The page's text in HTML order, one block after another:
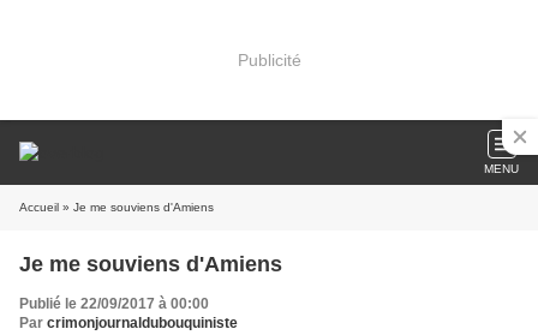
Publicité
MENU
Accueil » Je me souviens d'Amiens
Je me souviens d'Amiens
Publié le 22/09/2017 à 00:00
Par crimonjournaldubouquiniste